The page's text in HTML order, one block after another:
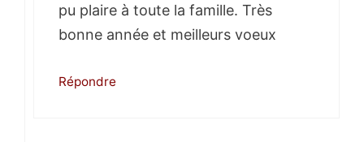
pu plaire à toute la famille. Très
bonne année et meilleurs voeux
Répondre